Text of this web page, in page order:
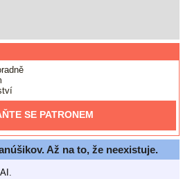
SE PATRONEM
Až na to, že neexistuje.